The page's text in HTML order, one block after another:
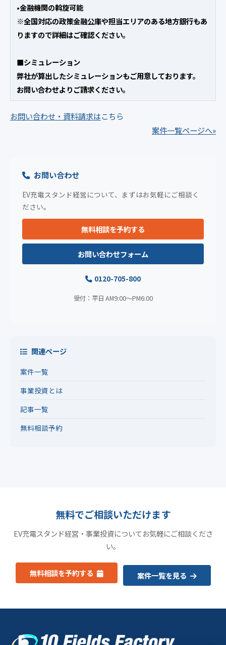
•金融機関の斡旋可能
※全国対応の政策金融公庫や担当エリアのある地方銀行もあ
りますので詳細はご確認ください。
■シミュレーション
弊社が算出したシミュレーションもご用意しております。
お問い合わせよりご請求ください。
お問い合わせ・資料請求はこちら
案件一覧ページへ»
お問い合わせ
EV充電スタンド経営について、まずはお気軽にご相談く
ださい。
無料相談を予約する
お問い合わせフォーム
0120-705-800
受付：平日 AM9:00〜PM6:00
関連ページ
案件一覧
事業投資とは
記事一覧
無料相談予約
無料でご相談いただけます
EV充電スタンド経営・事業投資についてお気軽にご相談くださ
い。
無料相談を予約する 案件一覧を見る